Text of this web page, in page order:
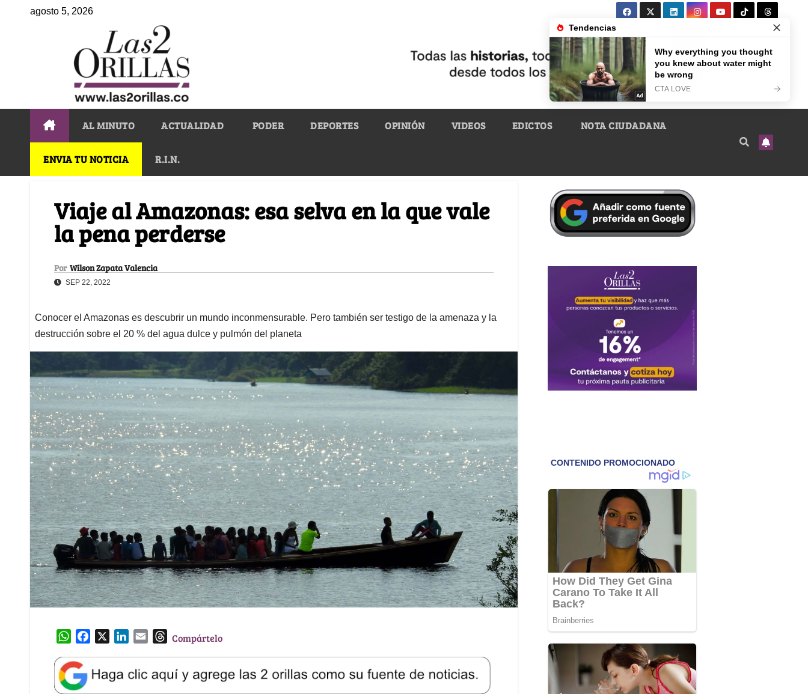
agosto 5, 2026
AL MINUTO ACTUALIDAD PODER DEPORTES OPINIÓN VIDEOS EDICTOS NOTA CIUDADANA
ENVIA TU NOTICIA R.I.N.
Viaje al Amazonas: esa selva en la que vale
la pena perderse
Por Wilson Zapata Valencia
SEP 22, 2022
Conocer el Amazonas es descubrir un mundo inconmensurable. Pero también ser testigo de la amenaza y la
destrucción sobre el 20 % del agua dulce y pulmón del planeta
W
a
t
e
k
T
e
Compártelo